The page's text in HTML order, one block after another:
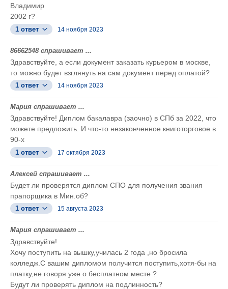
Владимир
2002 г?
1 ответ 14 ноября 2023
86662548 спрашивает ...
Здравствуйте, а если документ заказать курьером в москве,
то можно будет взглянуть на сам документ перед оплатой?
1 ответ 14 ноября 2023
Мария спрашивает ...
Здравствуйте! Диплом бакалавра (заочно) в СПб за 2022, что
можете предложить. И что-то незаконченное книготорговое в
90-х
1 ответ 17 октября 2023
Алексей спрашивает ...
Будет ли проверятся диплом СПО для получения звания
прапорщика в Мин.об?
1 ответ 15 августа 2023
Мария спрашивает ...
Здравствуйте!
Хочу поступить на вышку,училась 2 года ,но бросила
колледж.С вашим дипломом получится поступить,хотя-бы на
платку,не говоря уже о бесплатном месте ?
Будут ли проверять диплом на подлинность?